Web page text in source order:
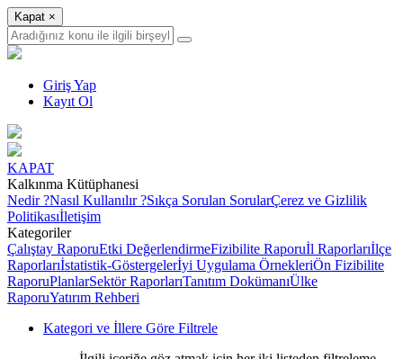
Kapat ×
Giriş Yap
Kayıt Ol
KAPAT
Kalkınma Kütüphanesi
Nedir ?Nasıl Kullanılır ?Sıkça Sorulan SorularÇerez ve Gizlilik
Politikasıİletişim
Kategoriler
Çalıştay RaporuEtki DeğerlendirmeFizibilite Raporuİl Raporlarıİlçe
Raporlarıİstatistik-Göstergelerİyi Uygulama ÖrnekleriÖn Fizibilite
RaporuPlanlarSektör RaporlarıTanıtım DokümanıÜlke
RaporuYatırım Rehberi
Kategori ve İllere Göre Filtrele